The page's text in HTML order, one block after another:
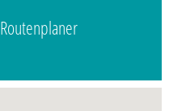
Routenplaner